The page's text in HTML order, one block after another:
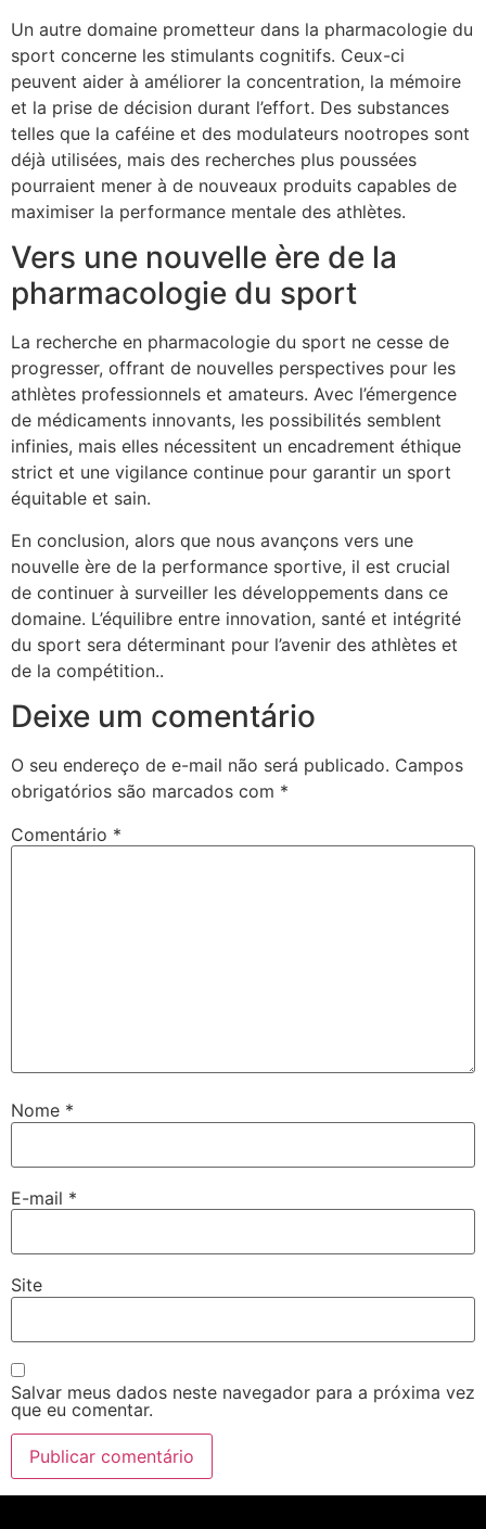
Un autre domaine prometteur dans la pharmacologie du
sport concerne les stimulants cognitifs. Ceux-ci
peuvent aider à améliorer la concentration, la mémoire
et la prise de décision durant l’effort. Des substances
telles que la caféine et des modulateurs nootropes sont
déjà utilisées, mais des recherches plus poussées
pourraient mener à de nouveaux produits capables de
maximiser la performance mentale des athlètes.
Vers une nouvelle ère de la
pharmacologie du sport
La recherche en pharmacologie du sport ne cesse de
progresser, offrant de nouvelles perspectives pour les
athlètes professionnels et amateurs. Avec l’émergence
de médicaments innovants, les possibilités semblent
infinies, mais elles nécessitent un encadrement éthique
strict et une vigilance continue pour garantir un sport
équitable et sain.
En conclusion, alors que nous avançons vers une
nouvelle ère de la performance sportive, il est crucial
de continuer à surveiller les développements dans ce
domaine. L’équilibre entre innovation, santé et intégrité
du sport sera déterminant pour l’avenir des athlètes et
de la compétition..
Deixe um comentário
O seu endereço de e-mail não será publicado. Campos
obrigatórios são marcados com *
Comentário *
Nome *
E-mail *
Site
Salvar meus dados neste navegador para a próxima vez
que eu comentar.